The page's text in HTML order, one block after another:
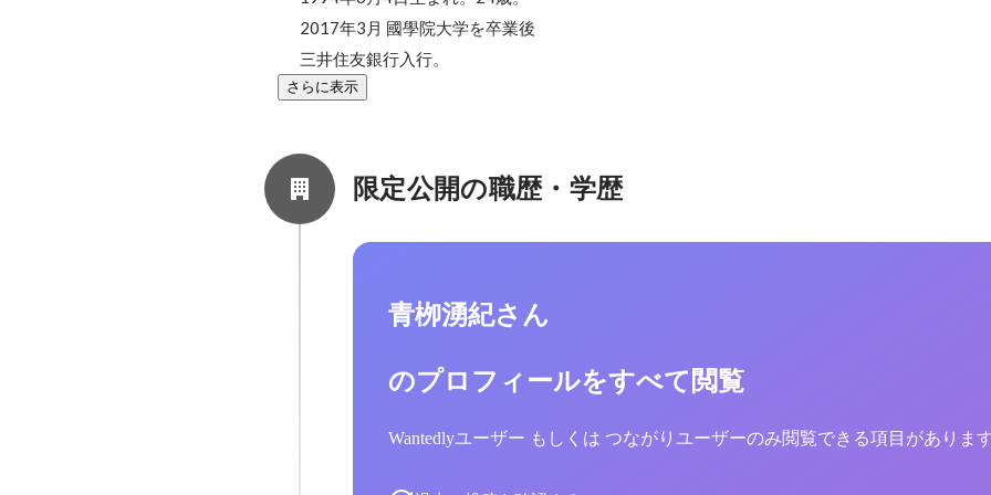
2017年3月 國學院大学を卒業後
三井住友銀行入行。
さらに表示
限定公開の職歴・学歴
青栁湧紀さん
のプロフィールをすべて閲覧
Wantedlyユーザー もしくは つながりユーザーのみ閲覧できる項目がありま